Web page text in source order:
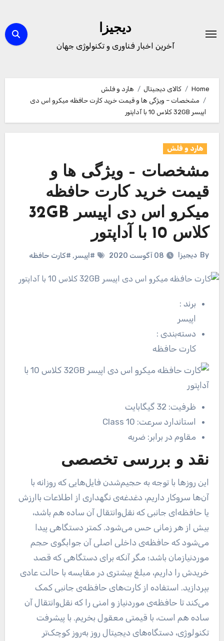
content
دیجیزا
آخرین اخبار فناوری و تکنولوژی جهان
Home کالای دیجیتال
هارد و فلش
مشخصات – ویژگی ها و قیمت خرید کارت حافظه میکرو اس دی
اپیسر 32GB کلاس 10 با آداپتور
هارد و فلش
مشخصات – ویژگی ها و
قیمت خرید کارت حافظه
میکرو اس دی اپیسر 32GB
کلاس 10 با آداپتور
By دیجیزا 08 آگوست 2020 #اپیسر, #کارت حافظه
برند:
اپیسر
دسته‌بندی:
کارت حافظه
ظرفیت: 32 گیگابایت
استاندارد سرعت: Class 10
مقاوم در برابر: ضربه
نقد و بررسی تخصصی
این روز‌ها با توجه به حجیم‌شدن فایل‌هایی که روزانه با
آن‌ها سروکار داریم، دغدغه‌ی نگهداری از اطلاعات باارزش
یا حافظه‌ای جانبی که نقل‌وانتقال آن ساده هم باشد،
بیش از هر زمانی حس می‌شود. کمتر دستگاهی پیدا
می‌شود که حافظه‌ی داخلی اصلی آن جوابگوی حجم
موردنیازمان باشد؛ مگر آنکه برای دستگاهی که قصد
خریدش را داریم، مبلغ بیشتری در مقایسه با حالت عادی
بپردازید. استفاده از کارت‌های حافظه‌ی جانبی کمک
می‌کند تا حافظه‌ی موردنیاز و امنی را که نقل‌و‌انتقال آن
ساده هم است، با قیمتی معقول بخریم. با پیشرفت
تکنولوژی، دستگاه‌های دیجیتال روز به‌روز کوچک‌تر